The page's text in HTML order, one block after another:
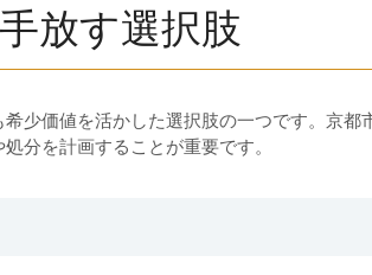
放す選択肢
少価値を活かした選択肢の一つです。京都
分を計画することが重要です。